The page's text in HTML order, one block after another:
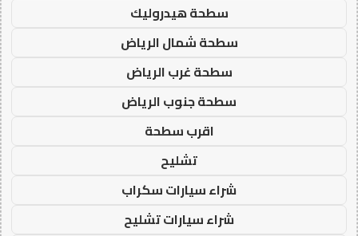
سطحة هيدروليك
سطحة شمال الرياض
سطحة غرب الرياض
سطحة جنوب الرياض
اقرب سطحة
تشليح
شراء سيارات سكراب
شراء سيارات تشليح